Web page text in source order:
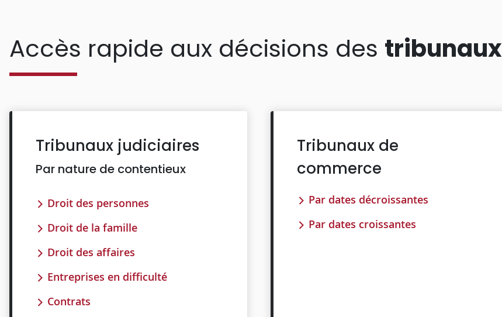
Accès rapide aux décisions des tribunaux
Tribunaux judiciaires
Par nature de contentieux
Droit des personnes
Droit de la famille
Droit des affaires
Entreprises en difficulté
Contrats
Tribunaux de
commerce
Par dates décroissantes
Par dates croissantes